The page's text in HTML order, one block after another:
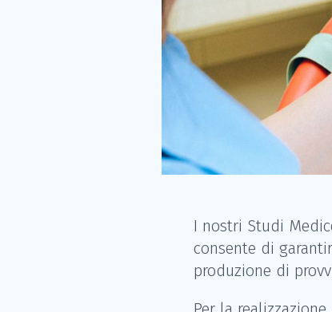
I nostri Studi
consente di
produzione di